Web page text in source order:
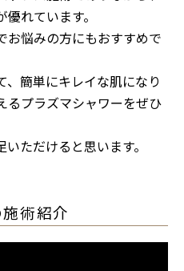
れています。
お悩みの方にもおすすめで
簡単にキレイな肌になり
るプラズマシャワーをぜひ
ただけると思います。
術紹介